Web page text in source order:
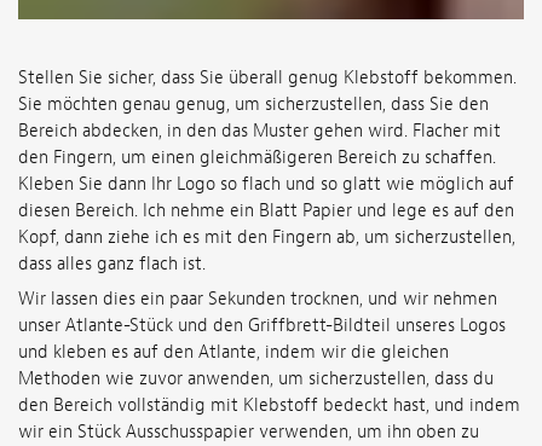
Stellen Sie sicher, dass Sie überall genug Klebstoff bekommen.
Sie möchten genau genug, um sicherzustellen, dass Sie den
Bereich abdecken, in den das Muster gehen wird. Flacher mit
den Fingern, um einen gleichmäßigeren Bereich zu schaffen.
Kleben Sie dann Ihr Logo so flach und so glatt wie möglich auf
diesen Bereich. Ich nehme ein Blatt Papier und lege es auf den
Kopf, dann ziehe ich es mit den Fingern ab, um sicherzustellen,
dass alles ganz flach ist.
Wir lassen dies ein paar Sekunden trocknen, und wir nehmen
unser Atlante-Stück und den Griffbrett-Bildteil unseres Logos
und kleben es auf den Atlante, indem wir die gleichen
Methoden wie zuvor anwenden, um sicherzustellen, dass du
den Bereich vollständig mit Klebstoff bedeckt hast, und indem
wir ein Stück Ausschusspapier verwenden, um ihn oben zu